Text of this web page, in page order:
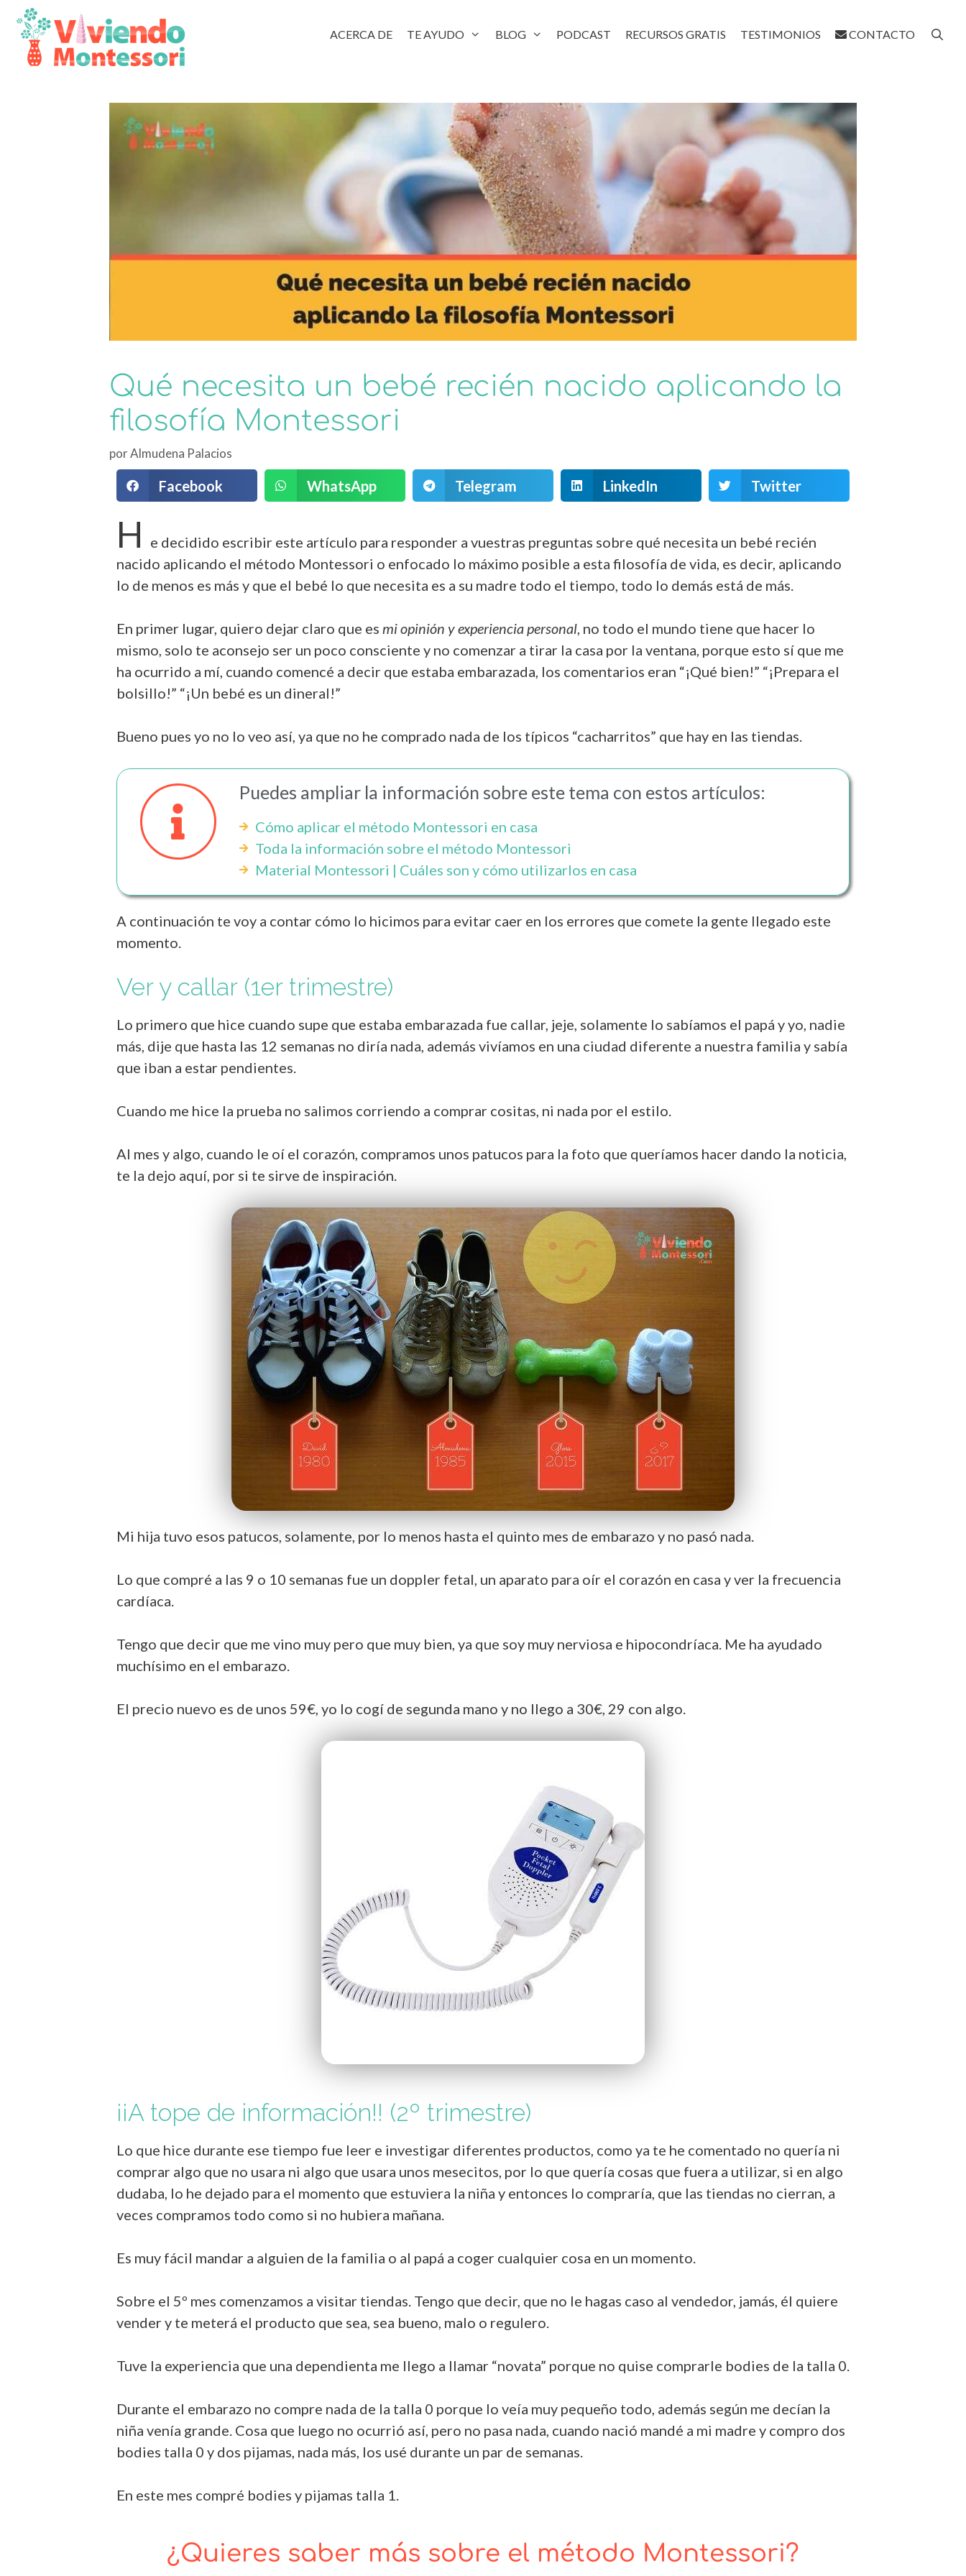
ACERCA DE TE AYUDO BLOG PODCAST RECURSOS GRATIS TESTIMONIOS CONTACTO
Qué necesita un bebé recién nacido aplicando la
filosofía Montessori
porAlmudena Palacios
Facebook WhatsApp Telegram LinkedIn Twitter
H
e decidido escribir este artículo para responder a vuestras preguntas sobre qué necesita un bebé recién
nacido aplicando el método Montessori o enfocado lo máximo posible a esta filosofía de vida, es decir, aplicando
lo de menos es más y que el bebé lo que necesita es a su madre todo el tiempo, todo lo demás está de más.
En primer lugar, quiero dejar claro que es mi opinión y experiencia personal, no todo el mundo tiene que hacer lo
mismo, solo te aconsejo ser un poco consciente y no comenzar a tirar la casa por la ventana, porque esto sí que me
ha ocurrido a mí, cuando comencé a decir que estaba embarazada, los comentarios eran “¡Qué bien!” “¡Prepara el
bolsillo!” “¡Un bebé es un dineral!”
Bueno pues yo no lo veo así, ya que no he comprado nada de los típicos “cacharritos” que hay en las tiendas.
Puedes ampliar la información sobre este tema con estos artículos:
Cómo aplicar el método Montessori en casa
Toda la información sobre el método Montessori
Material Montessori | Cuáles son y cómo utilizarlos en casa
A continuación te voy a contar cómo lo hicimos para evitar caer en los errores que comete la gente llegado este
momento.
Ver y callar (1er trimestre)
Lo primero que hice cuando supe que estaba embarazada fue callar, jeje, solamente lo sabíamos el papá y yo, nadie
más, dije que hasta las 12 semanas no diría nada, además vivíamos en una ciudad diferente a nuestra familia y sabía
que iban a estar pendientes.
Cuando me hice la prueba no salimos corriendo a comprar cositas, ni nada por el estilo.
Al mes y algo, cuando le oí el corazón, compramos unos patucos para la foto que queríamos hacer dando la noticia,
te la dejo aquí, por si te sirve de inspiración.
Mi hija tuvo esos patucos, solamente, por lo menos hasta el quinto mes de embarazo y no pasó nada.
Lo que compré a las 9 o 10 semanas fue un doppler fetal, un aparato para oír el corazón en casa y ver la frecuencia
cardíaca.
Tengo que decir que me vino muy pero que muy bien, ya que soy muy nerviosa e hipocondríaca. Me ha ayudado
muchísimo en el embarazo.
El precio nuevo es de unos 59€, yo lo cogí de segunda mano y no llego a 30€, 29 con algo.
¡¡A tope de información!! (2º trimestre)
Lo que hice durante ese tiempo fue leer e investigar diferentes productos, como ya te he comentado no quería ni
comprar algo que no usara ni algo que usara unos mesecitos, por lo que quería cosas que fuera a utilizar, si en algo
dudaba, lo he dejado para el momento que estuviera la niña y entonces lo compraría, que las tiendas no cierran, a
veces compramos todo como si no hubiera mañana.
Es muy fácil mandar a alguien de la familia o al papá a coger cualquier cosa en un momento.
Sobre el 5º mes comenzamos a visitar tiendas. Tengo que decir, que no le hagas caso al vendedor, jamás, él quiere
vender y te meterá el producto que sea, sea bueno, malo o regulero.
Tuve la experiencia que una dependienta me llego a llamar “novata” porque no quise comprarle bodies de la talla 0.
Durante el embarazo no compre nada de la talla 0 porque lo veía muy pequeño todo, además según me decían la
niña venía grande. Cosa que luego no ocurrió así, pero no pasa nada, cuando nació mandé a mi madre y compro dos
bodies talla 0 y dos pijamas, nada más, los usé durante un par de semanas.
En este mes compré bodies y pijamas talla 1.
¿Quieres saber más sobre el método Montessori?